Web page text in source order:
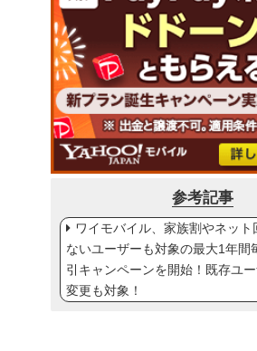
参考記事
ワイモバイル、家族割やネット
ないユーザーも対象の最大1年間
引キャンペーンを開始！既存ユ
変更も対象！